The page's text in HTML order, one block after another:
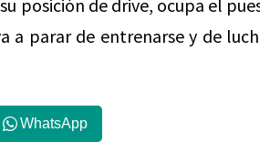
posición de drive, ocupa el
parar de entrenarse y de
WhatsApp